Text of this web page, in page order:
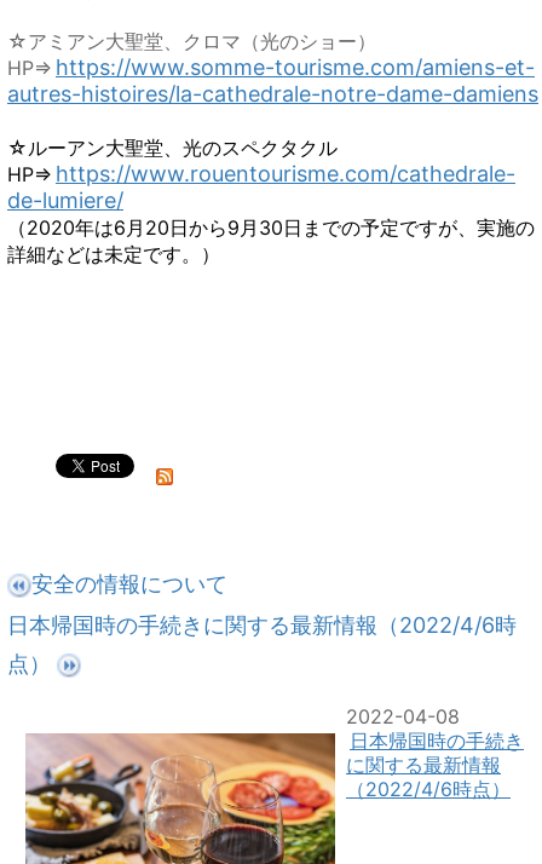
☆アミアン大聖堂、クロマ（光のショー）
HP⇒ https://www.somme-tourisme.com/amiens-et-
autres-histoires/la-cathedrale-notre-dame-damiens
☆ルーアン大聖堂、光のスペクタクル
HP⇒ https://www.rouentourisme.com/cathedrale-
de-lumiere/
（2020年は6月20日から9月30日までの予定ですが、実施の
詳細などは未定です。）
安全の情報について
日本帰国時の手続きに関する最新情報（2022/4/6時
点）
2022-04-08
日本帰国時の手続き
に関する最新情報
（2022/4/6時点）